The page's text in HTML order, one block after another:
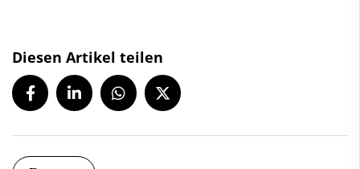
Diesen Artikel teilen